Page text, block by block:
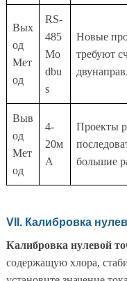
Вых
од
Мет
од
RS-
485
Mo
dbu
s
Новые
требуют
Выв
од
Мет
од
4-
20м
А
Проекты
большие
VII. Калибровка
Калибровка нулевой
содержащую хлора,